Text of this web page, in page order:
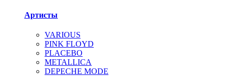
Артисты
VARIOUS
PINK FLOYD
PLACEBO
METALLICA
DEPECHE MODE